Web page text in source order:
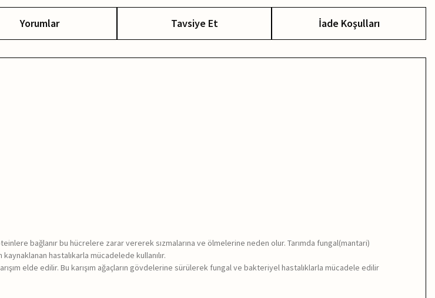
Yorumlar Tavsiye Et İade Koşulları
bağlanır bu hücrelere zarar vererek sızmalarına ve ölmelerine neden olur. Tarımda fungal(mantari)
hastalıkarla mücadelede kullanılır.
elde edilir. Bu karışım ağaçların gövdelerine sürülerek fungal ve bakteriyel hastalıklarla mücadele edilir